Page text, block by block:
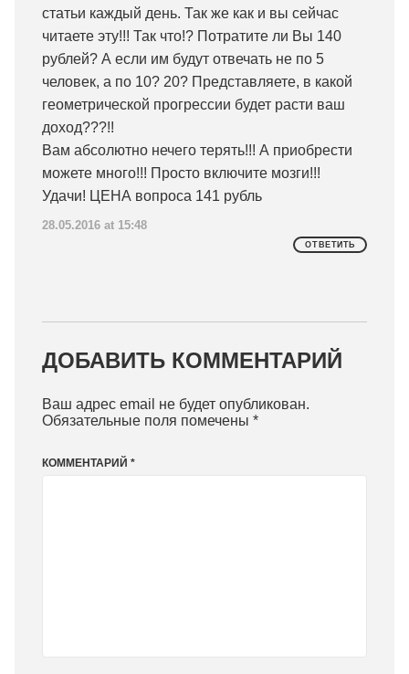
статьи каждый день. Так же как и вы сейчас
читаете эту!!! Так что!? Потратите ли Вы 140
рублей? А если им будут отвечать не по 5
человек, а по 10? 20? Представляете, в какой
геометрической прогрессии будет расти ваш
доход???!!
Вам абсолютно нечего терять!!! А приобрести
можете много!!! Просто включите мозги!!!
Удачи! ЦЕНА вопроса 141 рубль
28.05.2016 at 15:48
ОТВЕТИТЬ
ДОБАВИТЬ КОММЕНТАРИЙ
Ваш адрес email не будет опубликован.
Обязательные поля помечены *
КОММЕНТАРИЙ *